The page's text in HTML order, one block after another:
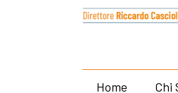
Home Chi